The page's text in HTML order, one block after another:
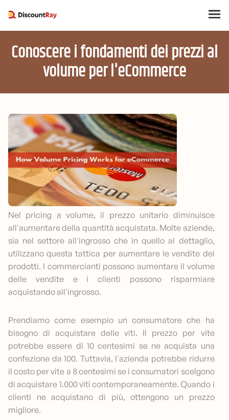
Conoscere i fondamenti dei prezzi al
volume per l'eCommerce
Nel pricing a volume, il prezzo unitario diminuisce
all'aumentare della quantità acquistata. Molte aziende,
sia nel settore all'ingrosso che in quello al dettaglio,
utilizzano questa tattica per aumentare le vendite dei
prodotti. I commercianti possono aumentare il volume
delle vendite e i clienti possono risparmiare
acquistando all'ingrosso.
Prendiamo come esempio un consumatore che ha
bisogno di acquistare delle viti. Il prezzo per vite
potrebbe essere di 10 centesimi se ne acquista una
confezione da 100. Tuttavia, l'azienda potrebbe ridurre
il costo per vite a 8 centesimi se i consumatori scelgono
di acquistare 1.000 viti contemporaneamente. Quando i
clienti ne acquistano di più, ottengono un prezzo
migliore.